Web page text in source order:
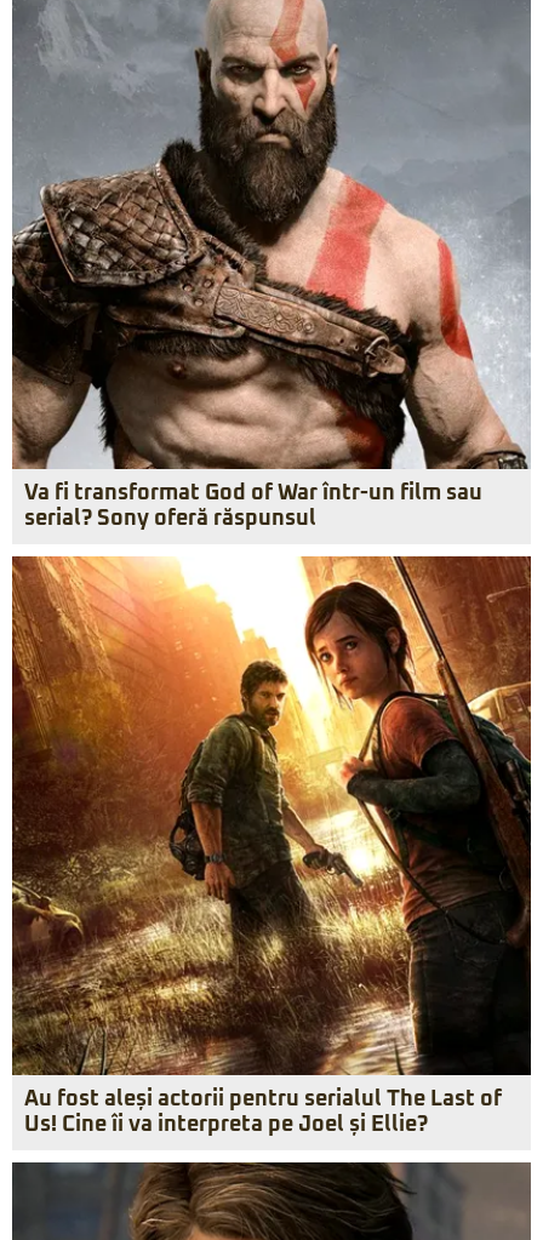
Va fi transformat God of War într-un film sau
serial? Sony oferă răspunsul
Au fost aleși actorii pentru serialul The Last of
Us! Cine îi va interpreta pe Joel și Ellie?